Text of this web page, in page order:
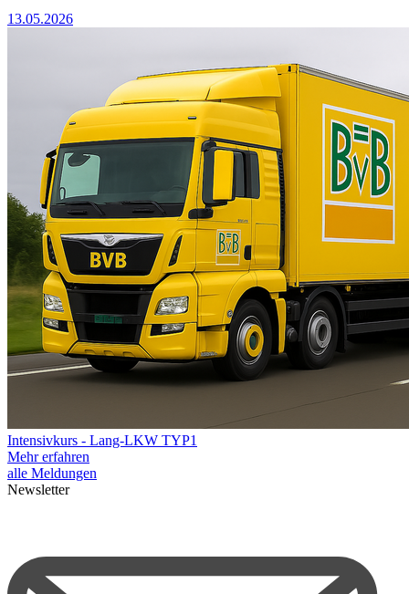
13.05.2026
Intensivkurs - Lang-LKW TYP1
Mehr erfahren
alle Meldungen
Newsletter